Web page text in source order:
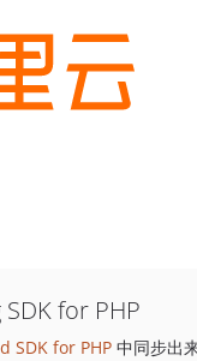
for PHP
SDK for PHP 中同步出